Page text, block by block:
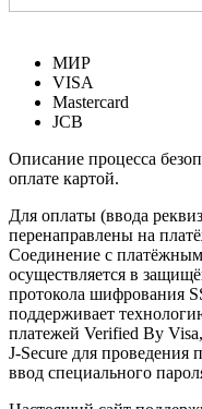
МИР
VISA
Mastercard
JCB
Описание процесса
оплате картой.
Для оплаты (ввода
перенаправлены на
Соединение с
осуществляется в
протокола шифрования
поддерживает
платежей Verified By
J-Secure для проведения
ввод специального